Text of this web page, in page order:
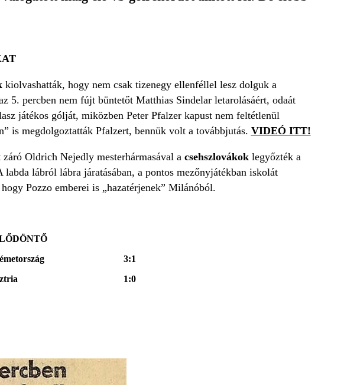
kiolvashatták, hogy nem csak tizenegy ellenféllel lesz dolguk a
percben nem fújt büntetőt Matthias Sindelar letarolásáért, odaát
játékos gólját, miközben Peter Pfalzer kapust nem feltétlenül
is megdolgoztatták Pfalzert, bennük volt a továbbjutás. VIDEÓ ITT!
Oldrich Nejedly mesterhármasával a csehszlovákok legyőzték a
lábról lábra járatásában, a pontos mezőnyjátékban iskolát
Pozzo emberei is „hazatérjenek” Milánóból.
3:1
1:0